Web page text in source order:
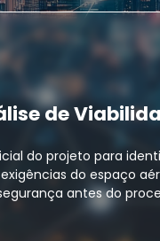
de
do projeto para
do espaço
antes do